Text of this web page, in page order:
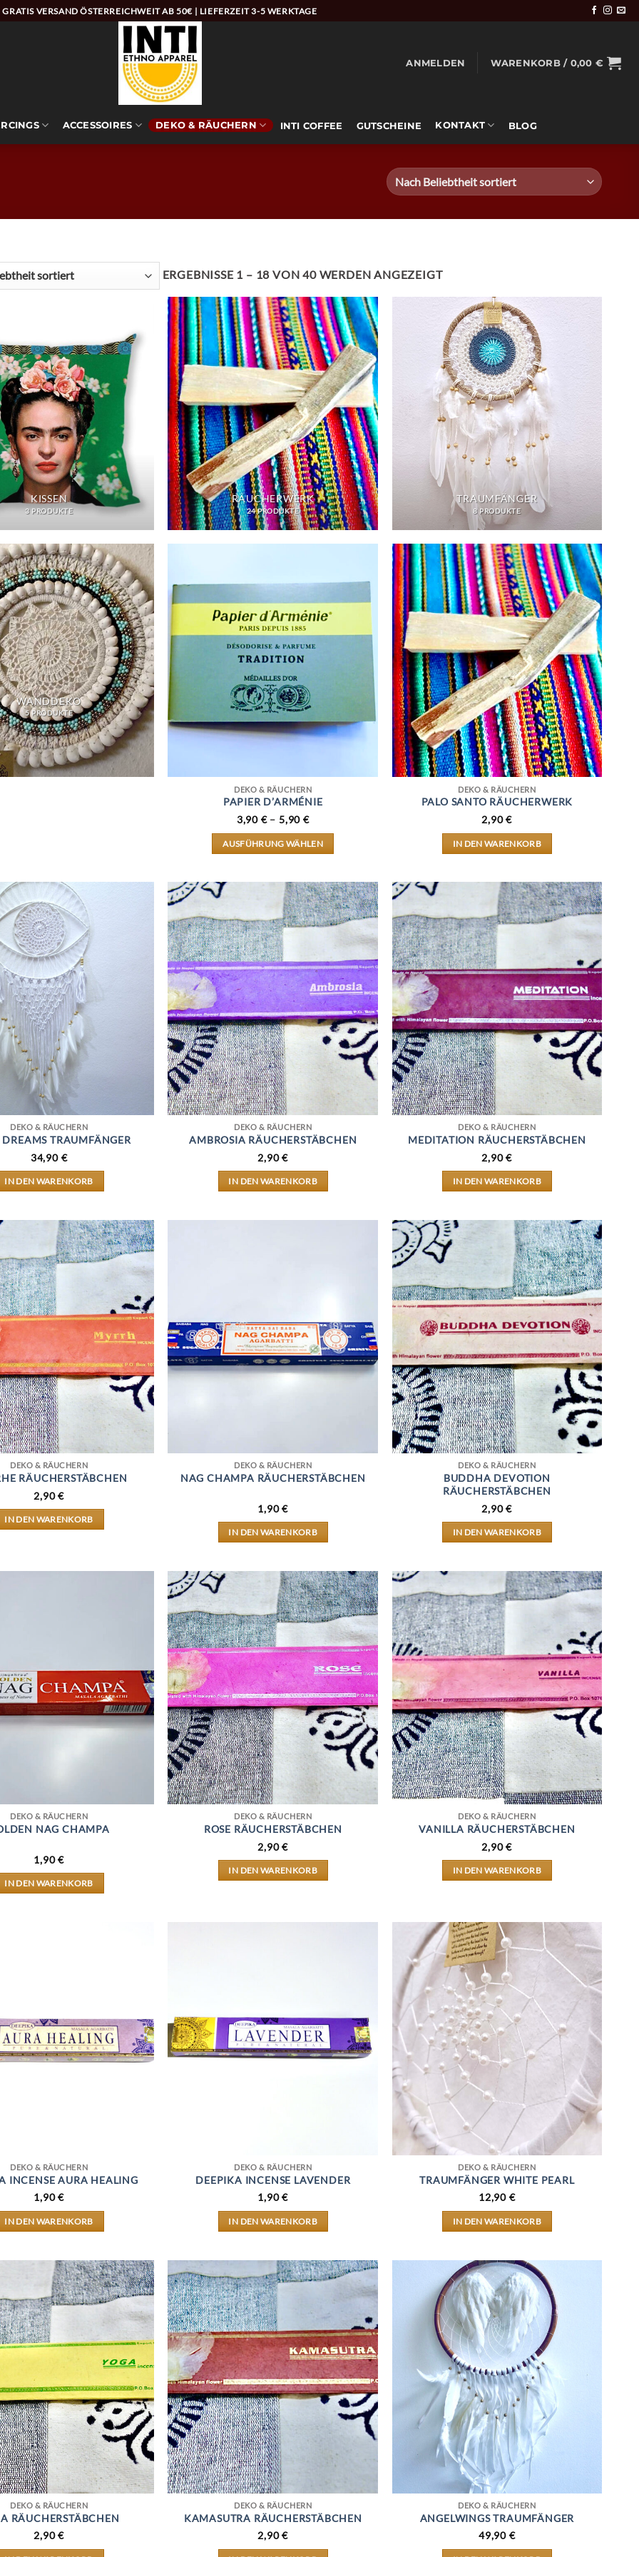
GRATIS VERSAND ÖSTERREICHWEIT AB 50€ | LIEFERZEIT 3-5 WERKTAGE
ANMELDEN WARENKORB / 0,00 €
ACCESSOIRES DEKO & RÄUCHERN INTI COFFEE GUTSCHEINE KONTAKT BLOG
ERGEBNISSE 1 – 18 VON 40 WERDEN ANGEZEIGTNACH
SORTIERT
KISSEN
3 PRODUKTE
RÄUCHERWERK
24 PRODUKTE
TRAUMFÄNGER
8 PRODUKTE
WANDDEKO
5 PRODUKTE
DEKO & RÄUCHERN
PAPIER D’ARMÉNIE
3,90 €– 5,90 €
AUSFÜHRUNG WÄHLEN
WEIST
MEHRERE
VARIANTEN
AUF.
DIE
OPTIONEN
KÖNNEN
AUF
DER
PRODUKTSEITE
GEWÄHLT
WERDEN
DEKO & RÄUCHERN
PALO SANTO RÄUCHERWERK
2,90€
IN DEN WARENKORB
DEKO & RÄUCHERN
TRAUMFÄNGER
34,90 €
IN DEN WARENKORB
DEKO & RÄUCHERN
AMBROSIA RÄUCHERSTÄBCHEN
2,90€
IN DEN WARENKORB
DEKO & RÄUCHERN
MEDITATION RÄUCHERSTÄBCHEN
2,90€
IN DEN WARENKORB
DEKO & RÄUCHERN
RÄUCHERSTÄBCHEN
2,90€
IN DEN WARENKORB
DEKO & RÄUCHERN
NAG CHAMPA RÄUCHERSTÄBCHEN
1,90€
IN DEN WARENKORB
DEKO & RÄUCHERN
BUDDHA DEVOTION
RÄUCHERSTÄBCHEN
2,90€
IN DEN WARENKORB
DEKO & RÄUCHERN
NAG CHAMPA
1,90€
IN DEN WARENKORB
DEKO & RÄUCHERN
ROSE RÄUCHERSTÄBCHEN
2,90€
IN DEN WARENKORB
DEKO & RÄUCHERN
VANILLA RÄUCHERSTÄBCHEN
2,90€
IN DEN WARENKORB
DEKO & RÄUCHERN
INCENSE AURA HEALING
1,90€
IN DEN WARENKORB
DEKO & RÄUCHERN
DEEPIKA INCENSE LAVENDER
1,90€
IN DEN WARENKORB
DEKO & RÄUCHERN
TRAUMFÄNGER WHITE PEARL
12,90 €
IN DEN WARENKORB
DEKO & RÄUCHERN
RÄUCHERSTÄBCHEN
2,90€
DEKO & RÄUCHERN
KAMASUTRA RÄUCHERSTÄBCHEN
2,90€
DEKO & RÄUCHERN
ANGELWINGS TRAUMFÄNGER
49,90 €